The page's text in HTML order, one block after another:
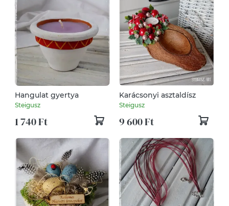
Hangulat gyertya
Steigusz
1 740 Ft
Karácsonyi asztaldísz
Steigusz
9 600 Ft